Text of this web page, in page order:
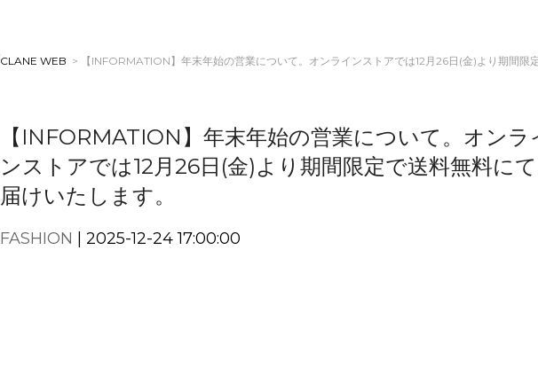
CLANE WEB > 【INFORMATION】年末年始の営業について。オンラインストアでは12月26日(金)より期間限
【INFORMATION】年末年始の営業について。オンラ
ンストアでは12月26日(金)より期間限定で送料無料に
届けいたします。
FASHION | 2025-12-24 17:00:00